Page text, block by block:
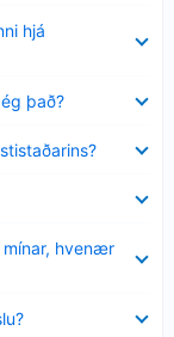
hjá
það?
mínar, hvenær